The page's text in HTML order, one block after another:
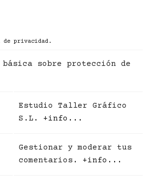
privacidad .
básica sobre protección de
Estudio Taller Gráfico
S.L. +info...
Gestionar y moderar tus
comentarios. +info...